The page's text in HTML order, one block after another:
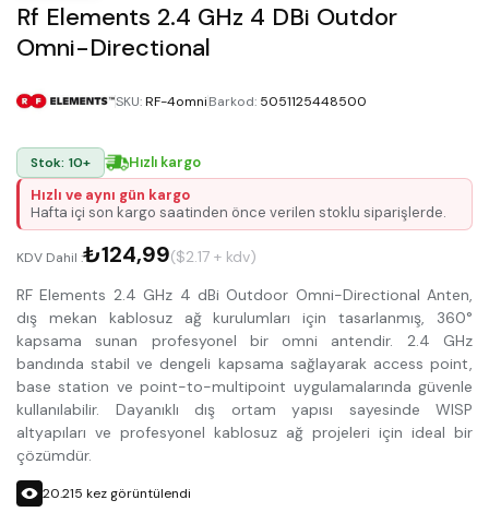
Rf Elements 2.4 GHz 4 DBi Outdor
Omni-Directional
SKU:RF-4omniBarkod: 5051125448500
Stok: 10+
Hızlı kargo
Hızlı ve aynı gün kargo
Hafta içi son kargo saatinden önce verilen stoklu siparişlerde.
KDV Dahil :₺124,99($2.17 + kdv)
RF Elements 2.4 GHz 4 dBi Outdoor Omni-Directional Anten,
dış mekan kablosuz ağ kurulumları için tasarlanmış, 360°
kapsama sunan profesyonel bir omni antendir. 2.4 GHz
bandında stabil ve dengeli kapsama sağlayarak access point,
base station ve point-to-multipoint uygulamalarında güvenle
kullanılabilir. Dayanıklı dış ortam yapısı sayesinde WISP
altyapıları ve profesyonel kablosuz ağ projeleri için ideal bir
çözümdür.
20.215 kez görüntülendi